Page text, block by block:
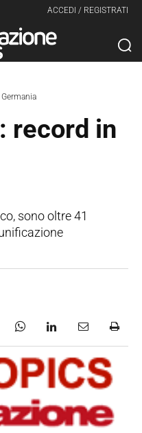
ACCEDI / REGISTRATI
record in
sono oltre 41